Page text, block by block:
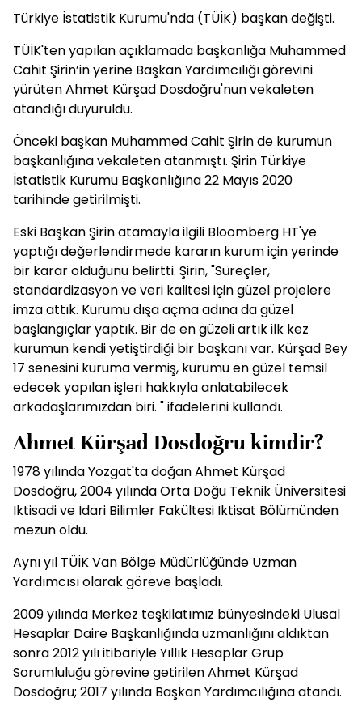
Türkiye İstatistik Kurumu'nda (TÜİK) başkan değişti.
TÜİK'ten yapılan açıklamada başkanlığa Muhammed
Cahit Şirin’in yerine Başkan Yardımcılığı görevini
yürüten Ahmet Kürşad Dosdoğru'nun vekaleten
atandığı duyuruldu.
Önceki başkan Muhammed Cahit Şirin de kurumun
başkanlığına vekaleten atanmıştı. Şirin Türkiye
İstatistik Kurumu Başkanlığına 22 Mayıs 2020
tarihinde getirilmişti.
Eski Başkan Şirin atamayla ilgili Bloomberg HT'ye
yaptığı değerlendirmede kararın kurum için yerinde
bir karar olduğunu belirtti. Şirin, "Süreçler,
standardizasyon ve veri kalitesi için güzel projelere
imza attık. Kurumu dışa açma adına da güzel
başlangıçlar yaptık. Bir de en güzeli artık ilk kez
kurumun kendi yetiştirdiği bir başkanı var. Kürşad Bey
17 senesini kuruma vermiş, kurumu en güzel temsil
edecek yapılan işleri hakkıyla anlatabilecek
arkadaşlarımızdan biri. " ifadelerini kullandı.
Ahmet Kürşad Dosdoğru kimdir?
1978 yılında Yozgat'ta doğan Ahmet Kürşad
Dosdoğru, 2004 yılında Orta Doğu Teknik Üniversitesi
İktisadi ve İdari Bilimler Fakültesi İktisat Bölümünden
mezun oldu.
Aynı yıl TÜİK Van Bölge Müdürlüğünde Uzman
Yardımcısı olarak göreve başladı.
2009 yılında Merkez teşkilatımız bünyesindeki Ulusal
Hesaplar Daire Başkanlığında uzmanlığını aldıktan
sonra 2012 yılı itibariyle Yıllık Hesaplar Grup
Sorumluluğu görevine getirilen Ahmet Kürşad
Dosdoğru; 2017 yılında Başkan Yardımcılığına atandı.